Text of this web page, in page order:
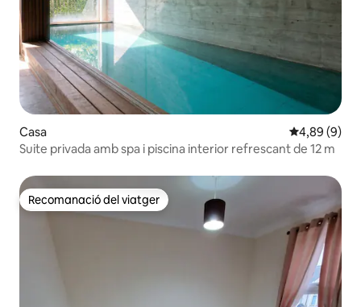
Casa 4,89 de
4,89 (9)
Suite privada amb spa i piscina interior refrescant de 12 m
Recomanació del viatger
Recomanació del viatger